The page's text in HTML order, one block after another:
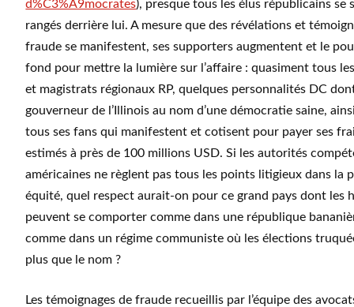
d%C3%A9mocrates), presque tous les élus républicains se
rangés derrière lui. A mesure que des révélations et
fraude se manifestent, ses supporters augmentent et le
fond pour mettre la lumière sur l’affaire : quasiment tous
et magistrats régionaux RP, quelques personnalités DC
gouverneur de l’Illinois au nom d’une démocratie saine,
tous ses fans qui manifestent et cotisent pour payer ses
estimés à près de 100 millions USD. Si les autorités
américaines ne règlent pas tous les points litigieux dans la
équité, quel respect aurait-on pour ce grand pays dont les
peuvent se comporter comme dans une république
comme dans un régime communiste où les élections
plus que le nom ?
Les témoignages de fraude recueillis par l’équipe des